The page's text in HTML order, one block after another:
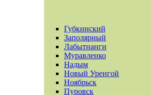
Губкинский
Заполярный
Лабытнанги
Муравленко
Надым
Новый Уренгой
Ноябрьск
Пуровск